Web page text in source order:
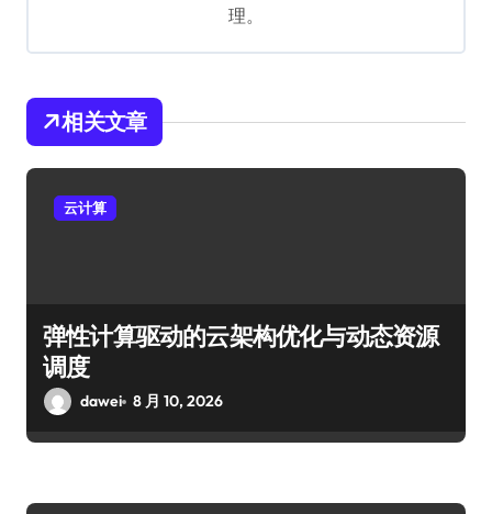
理。
相关文章
云计算
弹性计算驱动的云架构优化与动态资源
调度
dawei 8 月 10, 2026